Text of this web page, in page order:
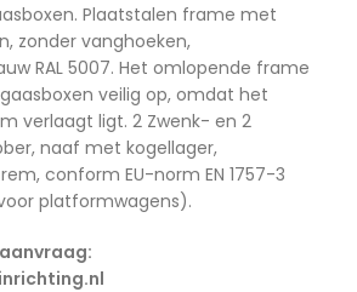
Plaatstalen frame met
zonder vanghoeken,
RAL 5007. Het omlopende frame
veilig op, omdat het
verlaagt ligt. 2 Zwenk- en 2
naaf met kogellager,
conform EU-norm EN 1757-3
platformwagens).